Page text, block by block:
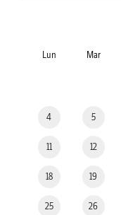
Lun Mar
4 5
11 12
18 19
25 26